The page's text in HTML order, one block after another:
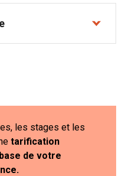
les stages et les
tarification
de votre